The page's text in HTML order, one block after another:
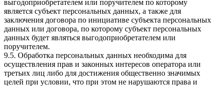
выгодоприобретателем или поручителем по которому
является субъект персональных данных, а также для
заключения договора по инициативе субъекта персональных
данных или договора, по которому субъект персональных
данных будет являться выгодоприобретателем или
поручителем.
9.5. Обработка персональных данных необходима для
осуществления прав и законных интересов оператора или
третьих лиц либо для достижения общественно значимых
целей при условии, что при этом не нарушаются права и